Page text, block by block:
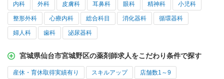
内科 外科 皮膚科 耳鼻科 眼科 精神科 小児科
整形外科 心療内科 総合科目 消化器科 循環器科
婦人科 歯科 泌尿器科
宮城県仙台市宮城野区の薬剤師求人をこだわり条件で探す
産休・育休取得実績有り スキルアップ 店舗数1～9